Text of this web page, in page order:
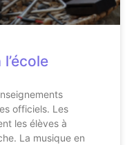
officiels. Les
les élèves à
La musique en